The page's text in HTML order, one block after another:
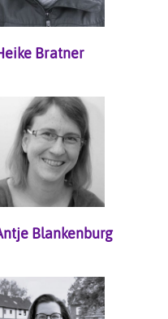
Bratner
Blankenburg